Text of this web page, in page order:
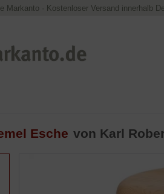
Markanto · Kostenloser Versand innerhalb
Esche von Karl